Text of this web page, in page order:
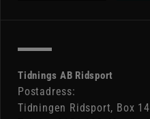
Tidnings AB Ridsport
Postadress:
Tidningen Ridsport, Box